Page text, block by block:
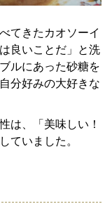
てきたカオソーイ
良いことだ」と洗
ルにあった砂糖を
分好みの大好きな
は、「美味しい！
ていました。